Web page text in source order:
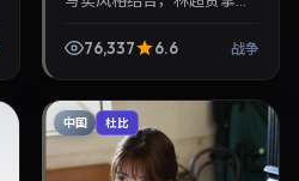
角。2025年6月8日与观众
76,337 6.6 战争
中国 杜比